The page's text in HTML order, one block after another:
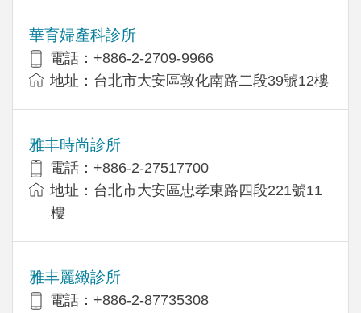
華育婦產科診所
電話：+886-2-2709-9966
地址：台北市大安區敦化南路二段39號12樓
雅丰時尚診所
電話：+886-2-27517700
地址：台北市大安區忠孝東路四段221號11
樓
雅丰麗緻診所
電話：+886-2-87735308